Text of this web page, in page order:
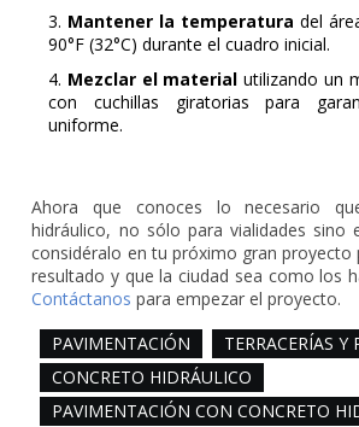
Mantener la temperatura del
90°F (32°C) durante el cuadro inicial.
Mezclar el material utilizando un
con cuchillas giratorias para
uniforme.
Ahora que conoces lo necesario
hidráulico, no sólo para vialidades sino
considéralo en tu próximo gran
resultado y que la ciudad sea como los
Contáctanos para empezar el proyecto.
PAVIMENTACIÓN
TERRACERÍAS Y
CONCRETO HIDRÁULICO
PAVIMENTACIÓN CON CONCRETO